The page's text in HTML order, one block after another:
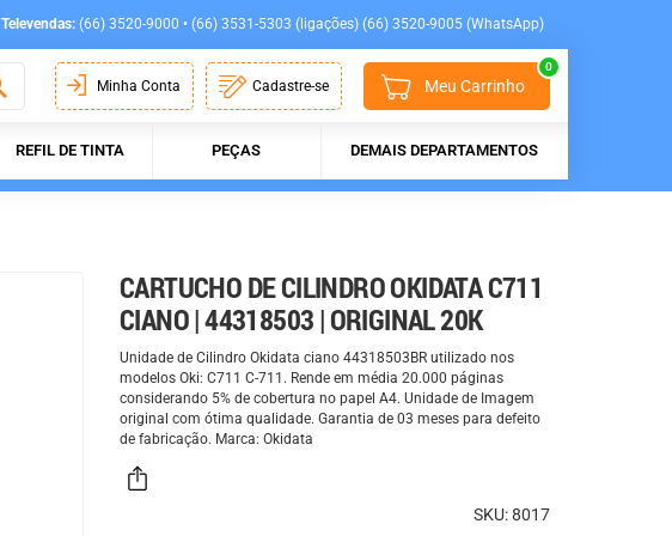
Televendas: (66) 3520-9000 • (66) 3531-5303 (ligações) (66) 3520-9005 (WhatsApp)
Minha Conta Cadastre-se Meu Carrinho
0
REFIL DE TINTA PEÇAS DEMAIS DEPARTAMENTOS
CARTUCHO DE CILINDRO OKIDATA C711
CIANO | 44318503 | ORIGINAL 20K
Unidade de Cilindro Okidata ciano 44318503BR utilizado nos
modelos Oki: C711 C-711. Rende em média 20.000 páginas
considerando 5% de cobertura no papel A4. Unidade de Imagem
original com ótima qualidade. Garantia de 03 meses para defeito
de fabricação. Marca: Okidata
SKU: 8017